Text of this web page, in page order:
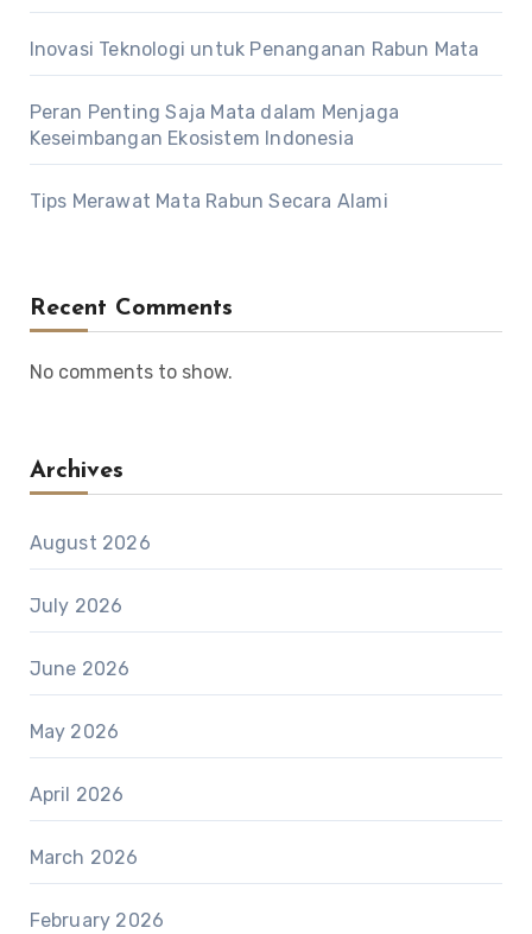
Inovasi Teknologi untuk Penanganan Rabun Mata
Peran Penting Saja Mata dalam Menjaga
Keseimbangan Ekosistem Indonesia
Tips Merawat Mata Rabun Secara Alami
Recent Comments
No comments to show.
Archives
August 2026
July 2026
June 2026
May 2026
April 2026
March 2026
February 2026